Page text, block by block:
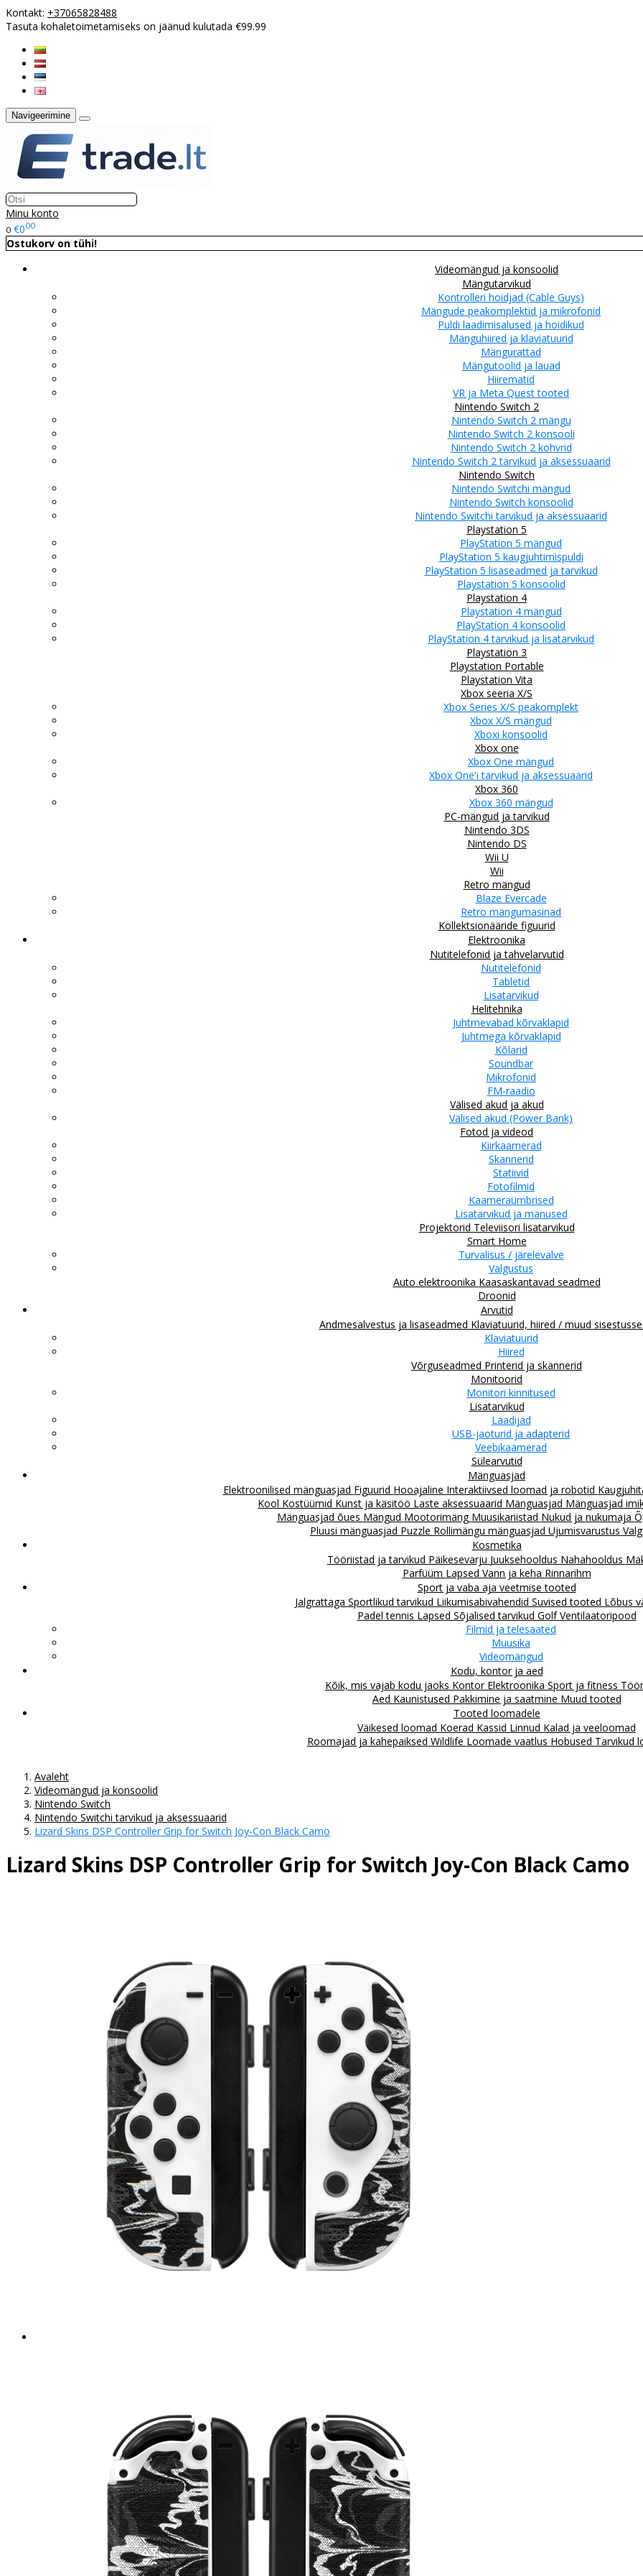
Kontakt: +37065828488
Tasuta kohaletoimetamiseks on jäänud kulutada €99.99
Navigeerimine
Minu konto
0 €000
Ostukorv on tühi!
Videomängud ja konsoolid
Mängutarvikud
Kontrolleri hoidjad (Cable Guys)
Mängude peakomplektid ja mikrofonid
Puldi laadimisalused ja hoidikud
Mänguhiired ja klaviatuurid
Mängurattad
Mängutoolid ja lauad
Hiirematid
VR ja Meta Quest tooted
Nintendo Switch 2
Nintendo Switch 2 mängu
Nintendo Switch 2 konsooli
Nintendo Switch 2 kohvrid
Nintendo Switch 2 tarvikud ja aksessuaarid
Nintendo Switch
Nintendo Switchi mängud
Nintendo Switch konsoolid
Nintendo Switchi tarvikud ja aksessuaarid
Playstation 5
PlayStation 5 mängud
PlayStation 5 kaugjuhtimispuldi
PlayStation 5 lisaseadmed ja tarvikud
Playstation 5 konsoolid
Playstation 4
Playstation 4 mängud
PlayStation 4 konsoolid
PlayStation 4 tarvikud ja lisatarvikud
Playstation 3
Playstation Portable
Playstation Vita
Xbox seeria X/S
Xbox Series X/S peakomplekt
Xbox X/S mängud
Xboxi konsoolid
Xbox one
Xbox One mängud
Xbox One'i tarvikud ja aksessuaarid
Xbox 360
Xbox 360 mängud
PC-mängud ja tarvikud
Nintendo 3DS
Nintendo DS
Wii U
Wii
Retro mängud
Blaze Evercade
Retro mängumasinad
Kollektsionääride figuurid
Elektroonika
Nutitelefonid ja tahvelarvutid
Nutitelefonid
Tabletid
Lisatarvikud
Helitehnika
Juhtmevabad kõrvaklapid
Juhtmega kõrvaklapid
Kõlarid
Soundbar
Mikrofonid
FM-raadio
Välised akud ja akud
Välised akud (Power Bank)
Fotod ja videod
Kiirkaamerad
Skannerid
Statiivid
Fotofilmid
Kaameraümbrised
Lisatarvikud ja manused
Projektorid Televiisori lisatarvikud
Smart Home
Turvalisus / järelevalve
Valgustus
Auto elektroonika Kaasaskantavad seadmed
Droonid
Arvutid
Andmesalvestus ja lisaseadmed Klaviatuurid, hiired / muud
Klaviatuurid
Hiired
Võrguseadmed Printerid ja skannerid
Monitoorid
Monitori kinnitused
Lisatarvikud
Laadijad
USB-jaoturid ja adapterid
Veebikaamerad
Sülearvutid
Mänguasjad
Elektroonilised mänguasjad Figuurid Hooajaline Interaktiivsed loomad ja robotid
Kool Kostüümid Kunst ja käsitöö Laste aksessuaarid Mänguasjad Mänguasjad
Mänguasjad õues Mängud Mootorimäng Muusikariistad Nukud ja nukumaja
Pluusi mänguasjad Puzzle Rollimängu mänguasjad Ujumisvarustus
Kosmetika
Tööriistad ja tarvikud Päikesevarju Juuksehooldus Nahahooldus
Parfüüm Lapsed Vann ja keha Rinnarihm
Sport ja vaba aja veetmise tooted
Jalgrattaga Sportlikud tarvikud Liikumisabivahendid Suvised tooted Lõbus
Padel tennis Lapsed Sõjalised tarvikud GolfVentilaatoripood
Filmid ja telesaated
Muusika
Videomängud
Kodu, kontor ja aed
Kõik, mis vajab kodu jaoks Kontor Elektroonika Sport ja fitness
Aed Kaunistused Pakkimine ja saatmine Muud tooted
Tooted loomadele
Väikesed loomad Koerad Kassid Linnud Kalad ja veeloomad
Roomajad ja kahepaiksed Wildlife Loomade vaatlus Hobused Tarvikud
Avaleht
Videomängud ja konsoolid
Nintendo Switch
Nintendo Switchi tarvikud ja aksessuaarid
Lizard Skins DSP Controller Grip for Switch Joy-Con Black Camo
Lizard Skins DSP Controller Grip for Switch Joy-Con Black Camo